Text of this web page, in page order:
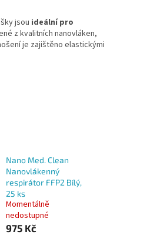
jsou ideální pro
z kvalitních nanovláken,
je zajištěno elastickými
Nano Med. Clean
Nanovlákenný
respirátor FFP2 Bílý,
25 ks
Momentálně
nedostupné
975 Kč